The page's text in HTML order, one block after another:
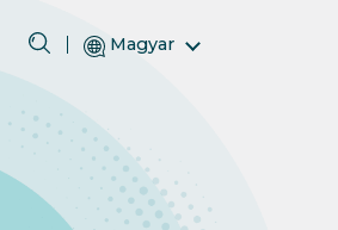
Magyar
(Arab) العربية
(Perzsa) فارسی
Русский (Orosz)